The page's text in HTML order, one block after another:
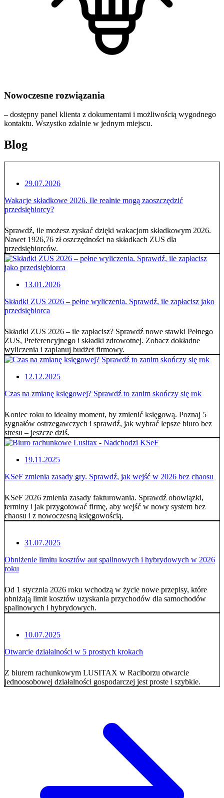
Nowoczesne rozwiązania
– dostępny panel klienta z dokumentami i możliwością wygodnego
kontaktu. Wszystko zdalnie w jednym miejscu.
Blog
29.07.2026
Wakacje składkowe 2026. Ile realnie mogą zaoszczędzić
przedsiębiorcy?
Sprawdź, ile możesz zyskać dzięki wakacjom składkowym 2026.
Nawet 1926,76 zł oszczędności na składkach ZUS dla
przedsiębiorców.
13.01.2026
Składki ZUS 2026 – pełne wyliczenia. Sprawdź, ile zapłacisz jako
przedsiębiorca
Składki ZUS 2026 – ile zapłacisz? Sprawdź nowe stawki Pełnego
ZUS, Preferencyjnego i składki zdrowotnej. Zobacz dokładne
wyliczenia i zaplanuj budżet firmowy.
12.12.2025
Czas na zmianę księgowej? Sprawdź to zanim skończy się rok
Koniec roku to idealny moment, by zmienić księgową. Poznaj 5
sygnałów ostrzegawczych i sprawdź, jak wybrać lepsze biuro bez
stresu – jeszcze dziś.
19.11.2025
KSeF zmienia zasady gry. Sprawdź, jak wejść w 2026 bez chaosu
KSeF 2026 zmienia zasady fakturowania. Sprawdź obowiązki,
terminy i jak przygotować firmę, aby wejść w nowy system bez
chaosu i z nowoczesną księgowością.
31.07.2025
Obniżenie limitu kosztów aut spalinowych i hybrydowych w 2026
roku
Od 1 stycznia 2026 roku wchodzą w życie nowe przepisy, które
obniżają limit kosztów uzyskania przychodów dla samochodów
spalinowych i hybrydowych.
10.07.2025
Otwarcie działalności w 5 prostych krokach
Z biurem rachunkowym LUSITAX w Raciborzu otwarcie
jednoosobowej działalności gospodarczej jest proste i szybkie.